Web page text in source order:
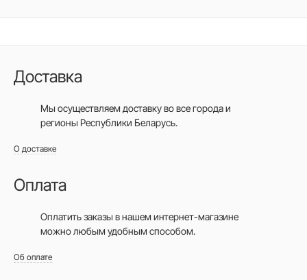
Доставка
Мы осуществляем доставку во все городаи
регионы Республики Беларусь.
О доставке
Оплата
Оплатить заказы в нашем интернет-магазине
можно любым удобным способом.
Об оплате